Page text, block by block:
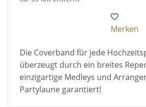
Merken
Die Coverband für jede
überzeugt durch ein breites
einzigartige Medleys und
Partylaune garantiert!